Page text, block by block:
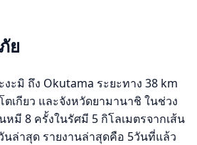
ย
งะมิ ถึง Okutama ระยะทาง 38 km
เกียว และจังหวัดยามานาชิ ในช่วง
มี 8 ครั้งในรัศมี 5 กิโลเมตรจากเส้น
นล่าสุด รายงานล่าสุดคือ 5วันที่แล้ว